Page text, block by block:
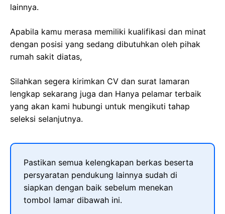
lainnya.
Apabila kamu merasa memiliki kualifikasi dan minat
dengan posisi yang sedang dibutuhkan oleh pihak
rumah sakit diatas,
Silahkan segera kirimkan CV dan surat lamaran
lengkap sekarang juga dan Hanya pelamar terbaik
yang akan kami hubungi untuk mengikuti tahap
seleksi selanjutnya.
Pastikan semua kelengkapan berkas beserta
persyaratan pendukung lainnya sudah di
siapkan dengan baik sebelum menekan
tombol lamar dibawah ini.